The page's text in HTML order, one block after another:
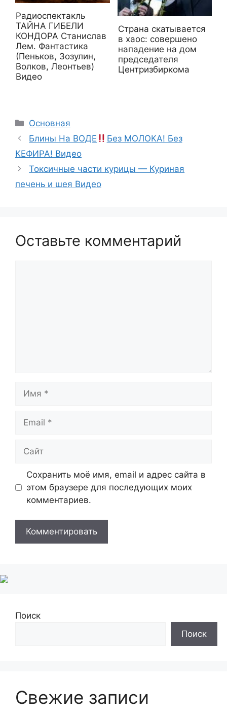
Радиоспектакль
ТАЙНА ГИБЕЛИ
КОНДОРА Станислав
Лем. Фантастика
(Пеньков, Зозулин,
Волков, Леонтьев)
Видео
Страна скатывается
в хаос: совершено
нападение на дом
председателя
Центризбиркома
Рубрики
Основная
Блины На ВОДЕ
Без МОЛОКА! Без
КЕФИРА! Видео
Токсичные части курицы — Куриная
печень и шея Видео
Оставьте комментарий
Имя
Email
Сайт
Сохранить моё имя, email и адрес сайта в
этом браузере для последующих моих
комментариев.
Поиск
Поиск
Свежие записи